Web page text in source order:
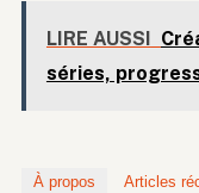
LIRE AUSSI
séries,
À propos Articles